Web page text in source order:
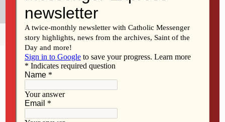
Share Tweet Pin Mail